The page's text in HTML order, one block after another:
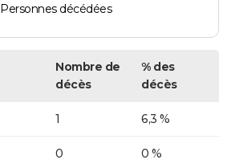
Personnes décédées
Nombre de
décès
% des
décès
1 6,3 %
0 0 %